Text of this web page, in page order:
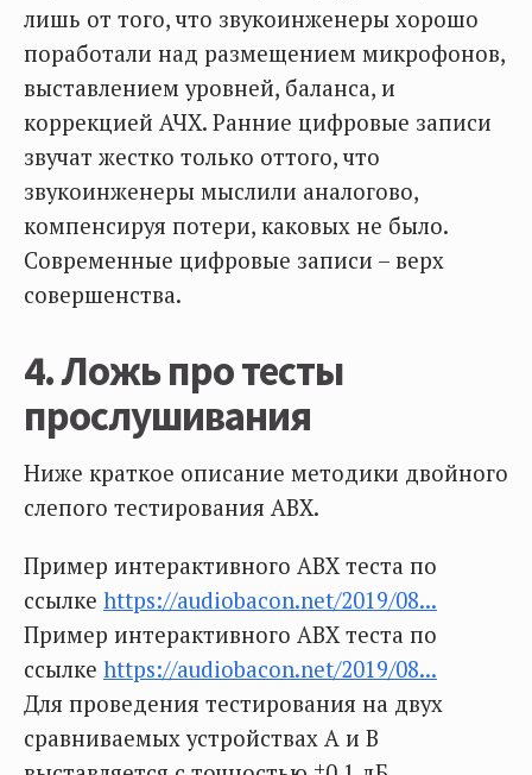
лишь от того, что звукоинженеры хорошо
поработали над размещением микрофонов,
выставлением уровней, баланса, и
коррекцией АЧХ. Ранние цифровые записи
звучат жестко только оттого, что
звукоинженеры мыслили аналогово,
компенсируя потери, каковых не было.
Современные цифровые записи – верх
совершенства.
4. Ложь про тесты
прослушивания
Ниже краткое описание методики двойного
слепого тестирования ABX.
Пример интерактивного ABX теста по
ссылке https://audiobacon.net/2019/08...
Пример интерактивного ABX теста по
ссылке https://audiobacon.net/2019/08...
Для проведения тестирования на двух
сравниваемых устройствах А и В